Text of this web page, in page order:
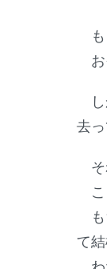
も
お
し
去
そ
こ
も
て